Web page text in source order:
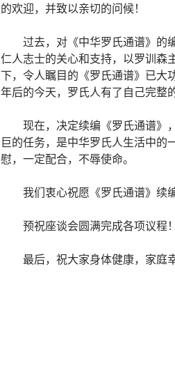
的欢迎，并致以亲切的问候！
过去，对《中华罗氏通谱》的
仁人志士的关心和支持，以罗训森
下，令人瞩目的《罗氏通谱》已大
年后的今天，罗氏人有了自己完整
现在，决定续编《罗氏通谱》
巨的任务，是中华罗氏人生活中的
慰，一定配合，不辱使命。
我们衷心祝愿《罗氏通谱》续
预祝座谈会圆满完成各项议程！
最后，祝大家身体健康，家庭